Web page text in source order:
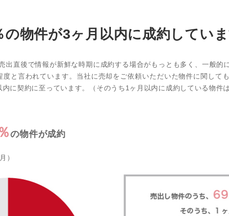
の物件が3ヶ月以内に成約していま
出直後で情報が新鮮な時期に成約する場合がもっとも多く、一般的
度と言われています。当社に売却をご依頼いただいた物件に関して
内に契約に至っています。（そのうち1ヶ月以内に成約している物件
の物件が成約
）